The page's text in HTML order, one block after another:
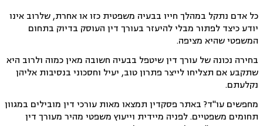
כל אדם נתקל במהלך חייו בבעיה משפטית כזו או אחרת, שלרוב אינו
יודע כיצד לפתור מבלי להיעזר בעורך דין העוסק בדיוק בתחום
המשפטי שהיא מציפה.
בחירה נכונה של עורך דין שיטפל בבעיה חשובה מאין כמוה ולרוב היא
שתקבע אם תצליחו לייצר פתרון טוב, יעיל וחסכוני בנסיבות אליהן
נקלעתם.
מחפשים עו"ד? באתר פסקדין תמצאו מאות עורכי דין מובילים במגוון
תחומים משפטיים. לפניה מיידית וייעוץ משפטי מהיר מעורך דין